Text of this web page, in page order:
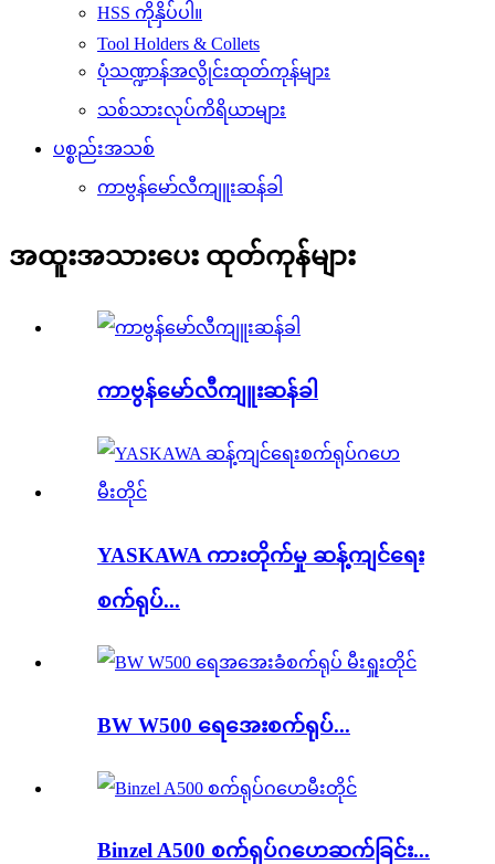
HSS ကိုနှိပ်ပါ။
Tool Holders & Collets
ပုံသဏ္ဍာန်အလွိုင်းထုတ်ကုန်များ
သစ်သားလုပ်ကိရိယာများ
ပစ္စည်းအသစ်
ကာဗွန်မော်လီကျူးဆန်ခါ
အထူးအသားပေး ထုတ်ကုန်များ
ကာဗွန်မော်လီကျူးဆန်ခါ
YASKAWA ကားတိုက်မှု ဆန့်ကျင်ရေး
စက်ရုပ်...
BW W500 ရေအေးစက်ရုပ်...
Binzel A500 စက်ရုပ်ဂဟေဆက်ခြင်း...